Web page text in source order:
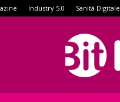
Industry 5.0 Sanità Digitale